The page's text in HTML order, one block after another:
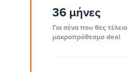
36 μήνες
Για σένα που θες τέλειο
μακροπρόθεσμο deal